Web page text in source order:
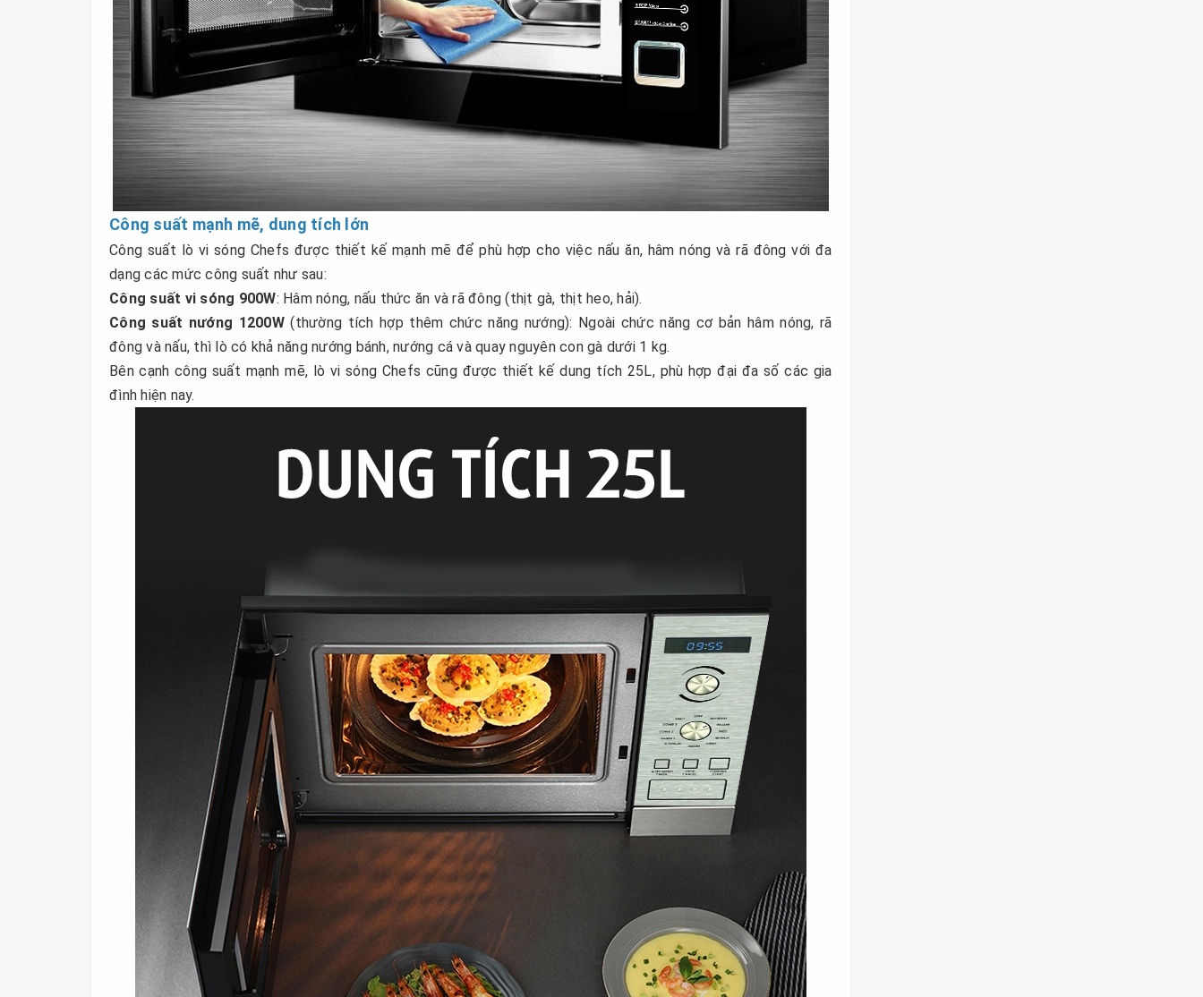
Công suất mạnh mẽ, dung tích lớn
Công suất lò vi sóng Chefs được thiết kế mạnh mẽ để phù hợp cho việc nấu ăn, hâm nóng và rã đông với đa
dạng các mức công suất như sau:
Công suất vi sóng 900W: Hâm nóng, nấu thức ăn và rã đông (thịt gà, thịt heo, hải).
Công suất nướng 1200W(thường tích hợp thêm chức năng nướng): Ngoài chức năng cơ bản hâm nóng, rã
đông và nấu, thì lò có khả năng nướng bánh, nướng cá và quay nguyên con gà dưới 1 kg.
Bên cạnh công suất mạnh mẽ, lò vi sóng Chefs cũng được thiết kế dung tích 25L, phù hợp đại đa số các gia
đình hiện nay.